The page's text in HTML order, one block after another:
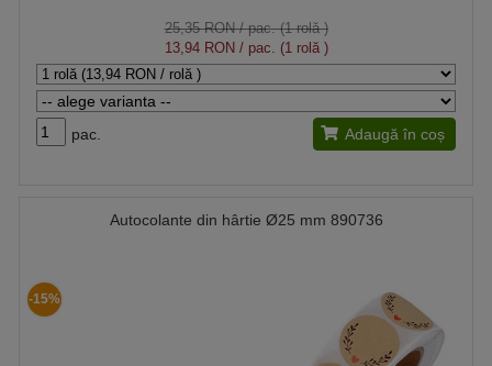
25,35 RON/ pac. (1 rolă )
13,94 RON / pac. (1 rolă )
pac. Adaugă în coș
Autocolante din hârtie Ø25 mm 890736
-15%